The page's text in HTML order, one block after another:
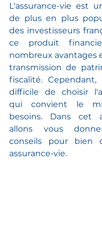
L'assurance-vie est
de plus en plus
des investisseurs
ce produit
nombreux avantages
transmission de
fiscalité.
difficile de choisir
qui convient le
besoins. Dans cet
allons vous
conseils pour bien
assurance-vie.